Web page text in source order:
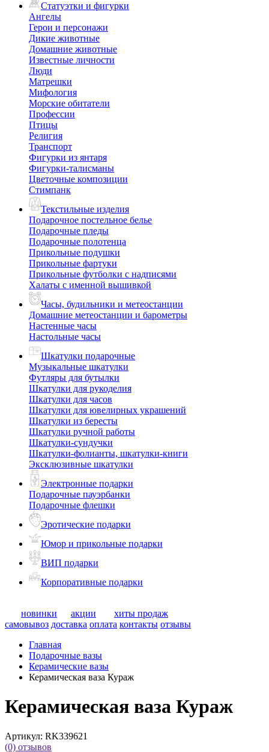
Статуэтки и фигурки
Ангелы
Герои и персонажи
Дикие животные
Домашние животные
Известные личности
Люди
Матрешки
Мифология
Морские обитатели
Профессии
Птицы
Религия
Транспорт
Фигурки из янтаря
Фигурки-талисманы
Цветочные композиции
Стимпанк
Текстильные изделия
Подарочное постельное белье
Подарочные пледы
Подарочные полотенца
Прикольные подушки
Прикольные фартуки
Прикольные футболки с надписями
Халаты с именной вышивкой
Часы, будильники и метеостанции
Домашние метеостанции и барометры
Настенные часы
Настольные часы
Шкатулки подарочные
Музыкальные шкатулки
Футляры для бутылки
Шкатулки для рукоделия
Шкатулки для часов
Шкатулки для ювелирных украшений
Шкатулки из бересты
Шкатулки ручной работы
Шкатулки-сундучки
Шкатулки-фолианты, шкатулки-книги
Эксклюзивные шкатулки
Электронные подарки
Подарочные пауэрбанки
Подарочные флешки
Эротические подарки
Юмор и прикольные подарки
ВИП подарки
Корпоративные подарки
новинки акции
хиты продаж
самовывоз доставка оплата контакты отзывы
Главная
Подарочные вазы
Керамические вазы
Керамическая ваза Кураж
Керамическая ваза Кураж
Артикул: RK339621
(0) отзывов